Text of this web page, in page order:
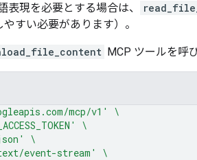
表現を必要とする場合は、
すい必要があります）。
MCP ツールを呼
mcp/v1'
\
\
\
event-stream'
\